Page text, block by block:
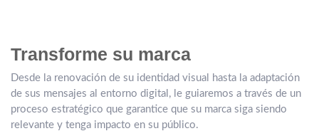
Transforme su marca
Desde la renovación de su identidad visual hasta la adaptación
de sus mensajes al entorno digital, le guiaremos a través de un
proceso estratégico que garantice que su marca siga siendo
relevante y tenga impacto en su público.